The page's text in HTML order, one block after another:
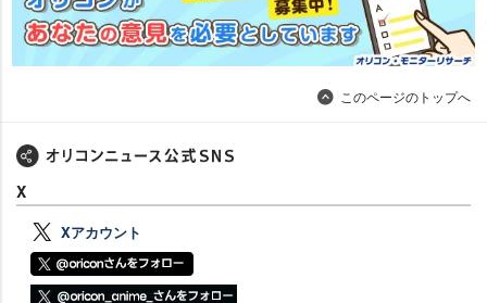
このページのトップへ
X
Xアカウント